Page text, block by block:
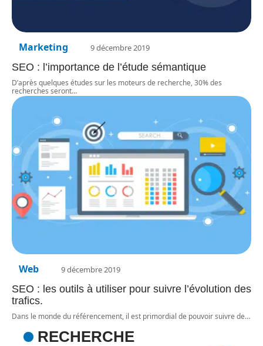
Marketing 9 décembre 2019
SEO : l’importance de l’étude sémantique
D’après quelques études sur les moteurs de recherche, 30% des
recherches seront…
Web 9 décembre 2019
SEO : les outils à utiliser pour suivre l’évolution des
trafics.
Dans le monde du référencement, il est primordial de pouvoir suivre de…
RECHERCHE